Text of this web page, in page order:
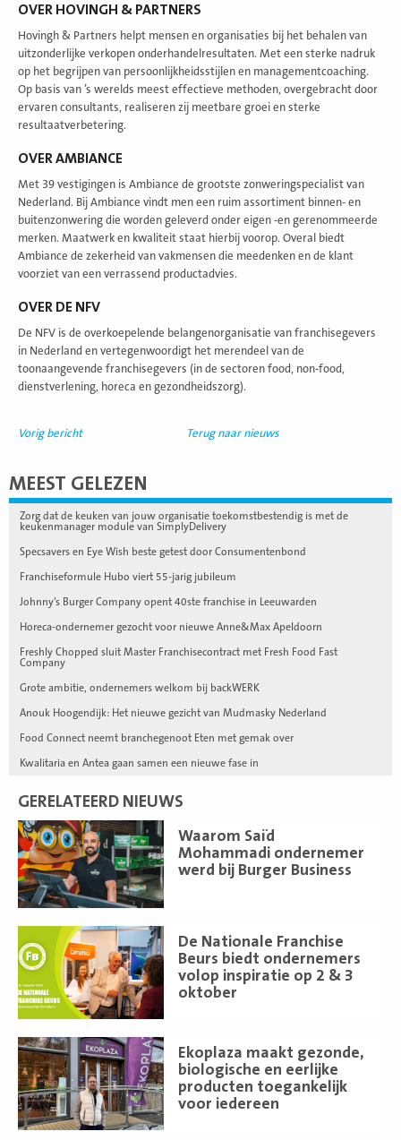
OVER HOVINGH & PARTNERS
Hovingh & Partners helpt mensen en organisaties bij het behalen van
uitzonderlijke verkopen onderhandelresultaten. Met een sterke nadruk
op het begrijpen van persoonlijkheidsstijlen en managementcoaching.
Op basis van ’s werelds meest effectieve methoden, overgebracht door
ervaren consultants, realiseren zij meetbare groei en sterke
resultaatverbetering.
OVER AMBIANCE
Met 39 vestigingen is Ambiance de grootste zonweringspecialist van
Nederland. Bij Ambiance vindt men een ruim assortiment binnen- en
buitenzonwering die worden geleverd onder eigen -en gerenommeerde
merken. Maatwerk en kwaliteit staat hierbij voorop. Overal biedt
Ambiance de zekerheid van vakmensen die meedenken en de klant
voorziet van een verrassend productadvies.
OVER DE NFV
De NFV is de overkoepelende belangenorganisatie van franchisegevers
in Nederland en vertegenwoordigt het merendeel van de
toonaangevende franchisegevers (in de sectoren food, non-food,
dienstverlening, horeca en gezondheidszorg).
Vorig bericht Terug naar nieuws
MEEST GELEZEN
Zorg dat de keuken van jouw organisatie toekomstbestendig is met de
keukenmanager module van SimplyDelivery
Specsavers en Eye Wish beste getest door Consumentenbond
Franchiseformule Hubo viert 55-jarig jubileum
Johnny’s Burger Company opent 40ste franchise in Leeuwarden
Horeca-ondernemer gezocht voor nieuwe Anne&Max Apeldoorn
Freshly Chopped sluit Master Franchisecontract met Fresh Food Fast
Company
Grote ambitie, ondernemers welkom bij backWERK
Anouk Hoogendijk: Het nieuwe gezicht van Mudmasky Nederland
Food Connect neemt branchegenoot Eten met gemak over
Kwalitaria en Antea gaan samen een nieuwe fase in
GERELATEERD NIEUWS
Waarom Saïd
Mohammadi ondernemer
werd bij Burger Business
Lees
meer
De Nationale Franchise
Beurs biedt ondernemers
volop inspiratie op 2 & 3
oktober
meer
Ekoplaza maakt gezonde,
biologische en eerlijke
producten toegankelijk
voor iedereen
Lees
meer